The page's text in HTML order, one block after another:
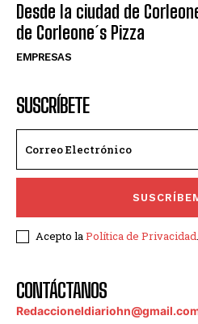
Desde la ciudad de
de Corleone´s Pizza
EMPRESAS
SUSCRÍBETE
Acepto laPolítica de Privacidad.
CONTÁCTANOS